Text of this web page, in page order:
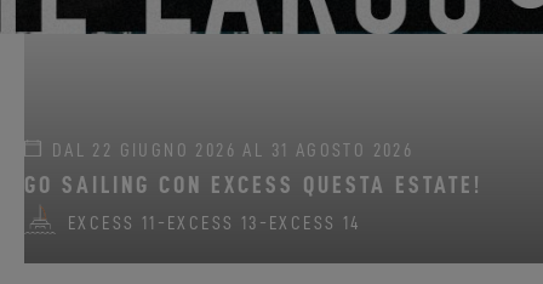
DAL 22 GIUGNO 2026 AL 31 AGOSTO 2026
GO SAILING CON EXCESS QUESTA ESTATE!
EXCESS 11 - EXCESS 13 - EXCESS 14